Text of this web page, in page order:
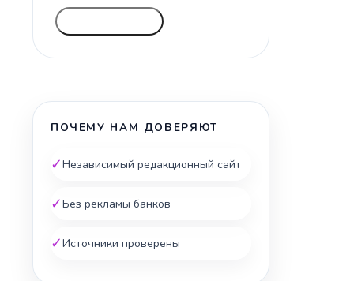
ПОЧЕМУ НАМ ДОВЕРЯЮТ
✓Независимый редакционный сайт
✓Без рекламы банков
✓Источники проверены